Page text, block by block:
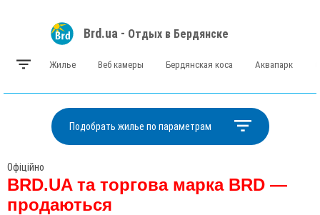
Brd.ua - Отдых в Бердянске
Жилье Веб камеры Бердянская коса Аквапарк
Подобрать жилье по параметрам
Офіційно
BRD.UA та торгова марка BRD —
продаються